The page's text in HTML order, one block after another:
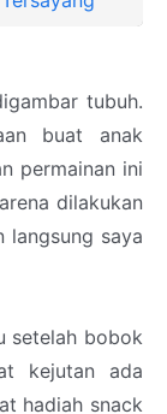
tubuh.
buat anak
permainan ini
dilakukan
langsung saya
setelah bobok
kejutan ada
hadiah snack